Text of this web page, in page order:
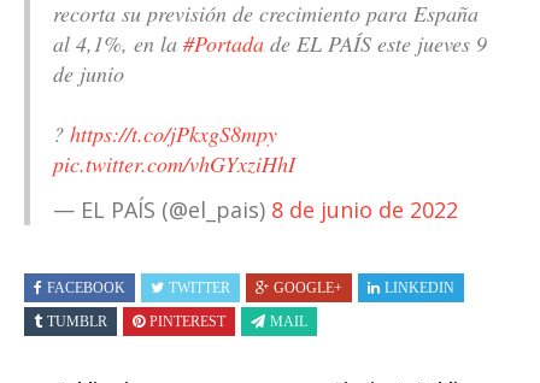
recorta su previsión de crecimiento para España
al 4,1%, en la #Portada de EL PAÍS este jueves 9
de junio
? https://t.co/jPkxgS8mpy
pic.twitter.com/vhGYxziHhI
— EL PAÍS (@el_pais) 8 de junio de 2022
FACEBOOK TWITTER GOOGLE+
LINKEDIN
TUMBLR
PINTEREST MAIL